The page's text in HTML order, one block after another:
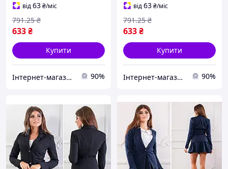
від63₴/міс
633₴
791.25 ₴
Купити
Інтернет-магазин Look 100 Clothes 90%
укороченим рукавом
від63₴/міс
633₴
791.25 ₴
Купити
Інтернет-магазин Look 100 Clothes 90%